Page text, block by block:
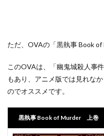
ただ、OVAの「黒執事 Book of
このOVAは、「幽鬼城殺人事
もあり、アニメ版では見れな
のでオススメです。
黒執事 Book of Murder 上巻